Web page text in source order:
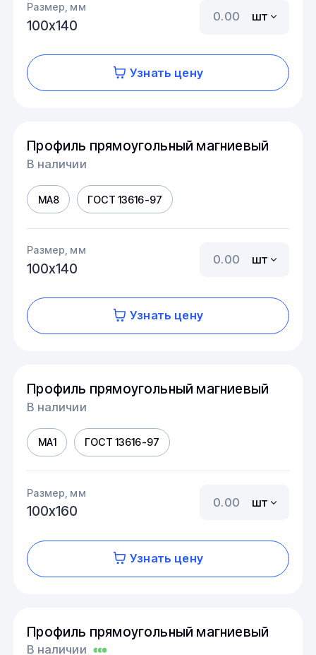
Размер, мм
100х140
шт
Узнать цену
Профиль прямоугольный магниевый
В наличии
МА8 ГОСТ 13616-97
Размер, мм
100х140
шт
Узнать цену
Профиль прямоугольный магниевый
В наличии
МА1 ГОСТ 13616-97
Размер, мм
100х160
шт
Узнать цену
Профиль прямоугольный магниевый
В наличии